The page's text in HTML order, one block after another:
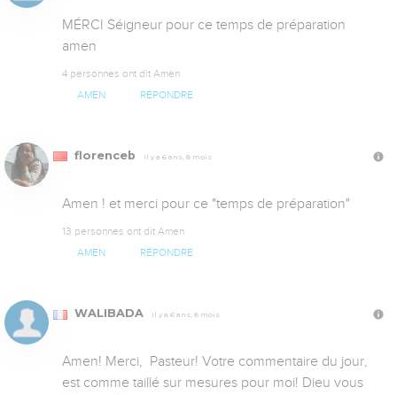
MÉRCI Séigneur pour ce temps de préparation
amen
4 personnes ont dit Amen
AMEN RÉPONDRE
florenceb Il y a 6 ans, 8 mois
Amen ! et merci pour ce "temps de préparation"
13 personnes ont dit Amen
AMEN RÉPONDRE
WALIBADA Il y a 6 ans, 8 mois
Amen! Merci,  Pasteur! Votre commentaire du jour,
est comme taillé sur mesures pour moi! Dieu vous